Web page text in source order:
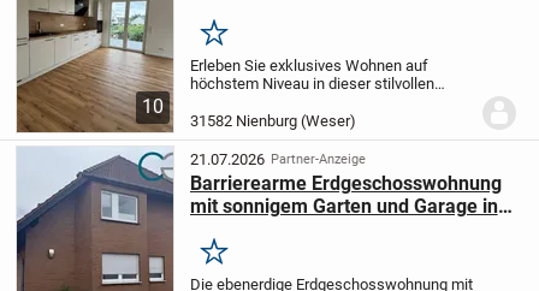
10
Merken
Erleben Sie exklusives Wohnen auf
höchstem Niveau in dieser stilvollen
modernsten Standards realisierten
Neubauprojekts in ruhiger Lage von
Nienburg.Die Wohnung vereint...
31582 Nienburg (Weser)
21.07.2026 Partner-Anzeige
Barrierearme Erdgeschosswohnung
mit sonnigem Garten und Garage in
Merken
Die ebenerdige Erdgeschosswohnung mit